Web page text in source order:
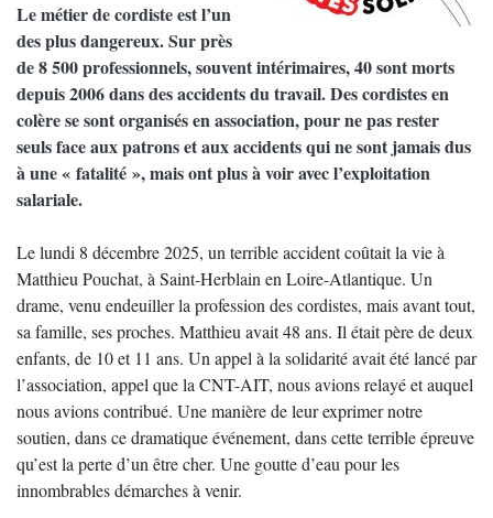
Le métier de cordiste est l’un
des plus dangereux. Sur près
de 8 500 professionnels, souvent intérimaires, 40 sont morts
depuis 2006 dans des accidents du travail. Des cordistes en
colère se sont organisés en association, pour ne pas rester
seuls face aux patrons et aux accidents qui ne sont jamais dus
à une « fatalité », mais ont plus à voir avec l’exploitation
salariale.
Le lundi 8 décembre 2025, un terrible accident coûtait la vie à
Matthieu Pouchat, à Saint-Herblain en Loire-Atlantique. Un
drame, venu endeuiller la profession des cordistes, mais avant tout,
sa famille, ses proches. Matthieu avait 48 ans. Il était père de deux
enfants, de 10 et 11 ans. Un appel à la solidarité avait été lancé par
l’association, appel que la CNT-AIT, nous avions relayé et auquel
nous avions contribué. Une manière de leur exprimer notre
soutien, dans ce dramatique événement, dans cette terrible épreuve
qu’est la perte d’un être cher. Une goutte d’eau pour les
innombrables démarches à venir.